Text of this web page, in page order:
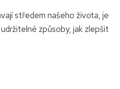
středem našeho života, je
způsoby, jak zlepšit